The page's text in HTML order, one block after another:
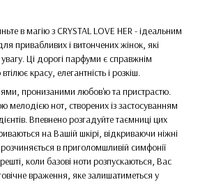
в магію з CRYSTAL LOVE HER - ідеальним
привабливих і витончених жінок, які
Ці дорогі парфуми є справжнім
красу, елегантність і розкіш.
пронизаними любов'ю та пристрастю.
мелодією нот, створених із застосуванням
Впевнено розгадуйте таємниці цих
на Вашій шкірі, відкриваючи ніжні
в приголомшливій симфонії
коли базові ноти розпускаються, Вас
враження, яке залишатиметься у